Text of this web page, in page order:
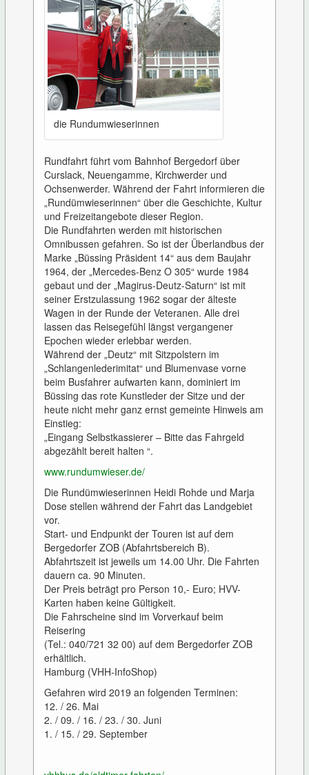
die Rundumwieserinnen
Rundfahrt führt vom Bahnhof Bergedorf über
Curslack, Neuengamme, Kirchwerder und
Ochsenwerder. Während der Fahrt informieren die
„Rundümwieserinnen“ über die Geschichte, Kultur
und Freizeitangebote dieser Region.
Die Rundfahrten werden mit historischen
Omnibussen gefahren. So ist der Überlandbus der
Marke „Büssing Präsident 14“ aus dem Baujahr
1964, der „Mercedes-Benz O 305“ wurde 1984
gebaut und der „Magirus-Deutz-Saturn“ ist mit
seiner Erstzulassung 1962 sogar der älteste
Wagen in der Runde der Veteranen. Alle drei
lassen das Reisegefühl längst vergangener
Epochen wieder erlebbar werden.
Während der „Deutz“ mit Sitzpolstern im
„Schlangenlederimitat“ und Blumenvase vorne
beim Busfahrer aufwarten kann, dominiert im
Büssing das rote Kunstleder der Sitze und der
heute nicht mehr ganz ernst gemeinte Hinweis am
Einstieg:
„Eingang Selbstkassierer – Bitte das Fahrgeld
abgezählt bereit halten “.
www.rundumwieser.de/
Die Rundümwieserinnen Heidi Rohde und Marja
Dose stellen während der Fahrt das Landgebiet
vor.
Start- und Endpunkt der Touren ist auf dem
Bergedorfer ZOB (Abfahrtsbereich B).
Abfahrtszeit ist jeweils um 14.00 Uhr. Die Fahrten
dauern ca. 90 Minuten.
Der Preis beträgt pro Person 10,- Euro; HVV-
Karten haben keine Gültigkeit.
Die Fahrscheine sind im Vorverkauf beim
Reisering
(Tel.: 040/721 32 00) auf dem Bergedorfer ZOB
erhältlich.
Hamburg (VHH-InfoShop)
Gefahren wird 2019 an folgenden Terminen:
12. / 26. Mai
2. / 09. / 16. / 23. / 30. Juni
1. / 15. / 29. September